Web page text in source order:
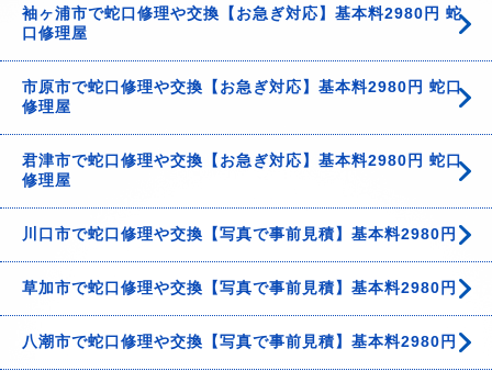
袖ヶ浦市で蛇口修理や交換【お急ぎ対応】基本料2980円 蛇
口修理屋
市原市で蛇口修理や交換【お急ぎ対応】基本料2980円 蛇口
修理屋
君津市で蛇口修理や交換【お急ぎ対応】基本料2980円 蛇口
修理屋
川口市で蛇口修理や交換【写真で事前見積】基本料2980円
草加市で蛇口修理や交換【写真で事前見積】基本料2980円
八潮市で蛇口修理や交換【写真で事前見積】基本料2980円